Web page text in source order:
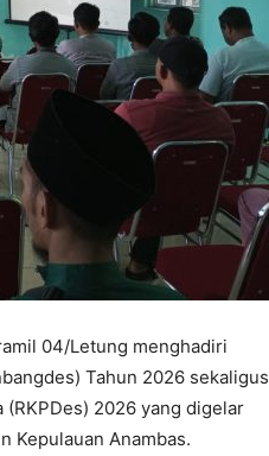
04/Letung menghadiri
Tahun 2026 sekaligus
(RKPDes) 2026 yang digelar
Kepulauan Anambas.